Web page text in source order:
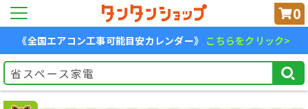
0
《全国エアコン工事可能目安カレンダー》 こちらをクリック>